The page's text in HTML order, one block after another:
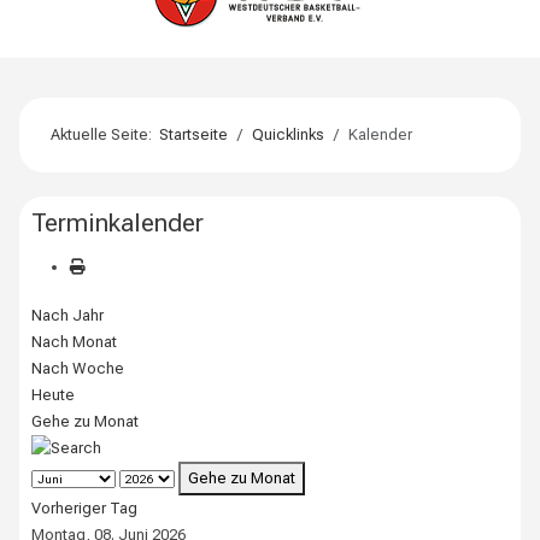
Aktuelle Seite:Startseite Quicklinks Kalender
Terminkalender
Nach Jahr
Nach Monat
Nach Woche
Heute
Gehe zu Monat
Gehe zu Monat
Vorheriger Tag
Montag, 08. Juni 2026